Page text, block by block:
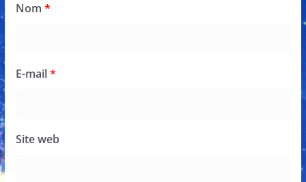
Nom *
E-mail*
Site web